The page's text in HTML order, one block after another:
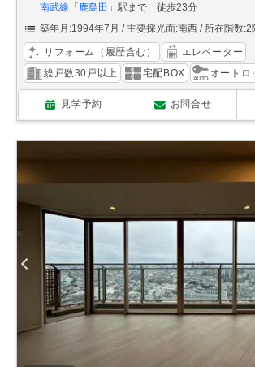
南武線 「 鹿島田 」駅まで 徒歩23分
築年月:1994年7月
主要採光面:南西 所在階数:2
リフォーム（履歴含む）
エレベーター
総戸数30戸以上
宅配BOX オートロ
見学予約 お問合せ